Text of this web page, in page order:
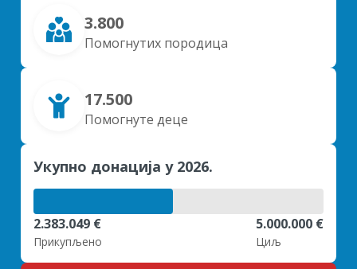
3.800
Помогнутих породица
17.500
Помогнуте деце
Укупно донација у 2026.
2.383.049 €
Прикупљено
5.000.000 €
Циљ